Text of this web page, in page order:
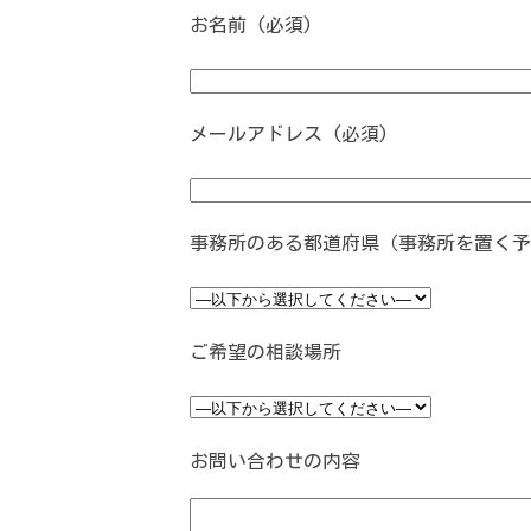
お名前 (必須)
メールアドレス (必須)
事務所のある都道府県（事務所を置く予
ご希望の相談場所
お問い合わせの内容